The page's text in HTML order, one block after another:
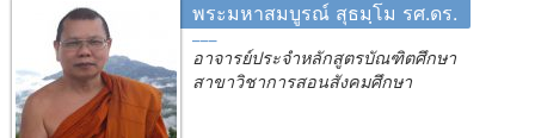
พระมหาสมบูรณ์ สุธมฺโม รศ.ดร.
อาจารย์ประจำหลักสูตรบัณฑิตศึกษา
สาขาวิชาการสอนสังคมศึกษา